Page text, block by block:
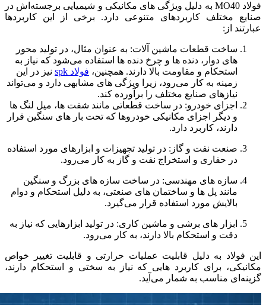
فولاد MO40 به دلیل ویژگی‌ های مکانیکی و شیمیایی برجسته‌اش در
صنایع مختلف کاربردهای متنوعی دارد. برخی از این کاربردها
عبارتند از:
ساخت قطعات ماشین‌ آلات: به عنوان مثال، در تولید محور
های دوار، دنده‌ ها و چرخ‌ دنده‌ ها استفاده می‌شود که نیاز به
استحکام و مقاومت بالا دارند. همچنین، فولاد spk
نیز در این
زمینه به کار می‌رود، زیرا ویژگی‌ های مشابهی دارد و می‌تواند
نیازهای صنایع مختلف را برآورده کند.
اجزای خودرو: در ساخت قطعاتی مانند شفت‌ ها، میل‌ لنگ‌ ها
و دیگر اجزای مکانیکی خودروها که تحت بار های سنگین قرار
دارند، کاربرد دارد.
صنعت نفت و گاز: در تولید تجهیزات و ابزارهای مورد استفاده
در حفاری و استخراج نفت و گاز به کار می‌رود.
سازه‌ های مهندسی: در ساخت سازه‌ های بزرگ و سنگین
مانند پل‌ ها و ساختمان‌ های صنعتی، به دلیل استحکام و دوام
بالایش مورد استفاده قرار می‌گیرد.
ابزار های برشی و ماشین‌ کاری: در تولید ابزارهایی که نیاز به
دقت و استحکام بالا دارند، به کار می‌رود.
این فولاد به دلیل قابلیت عملیات حرارتی و قابلیت تغییر خواص
مکانیکی، برای کاربرد هایی که نیاز به سختی و استحکام دارند،
گزینه‌ای مناسب به شمار می‌آید.